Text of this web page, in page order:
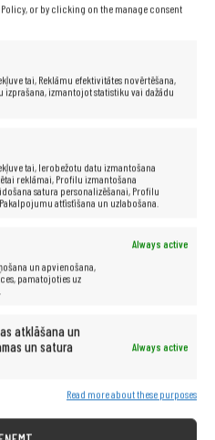
or by clicking on the manage consent
tai, Reklāmu efektivitātes novērtēšana,
izprašana, izmantojot statistiku vai dažādu
tai, Ierobežotu datu izmantošana
reklāmai, Profilu izmantošana
satura personalizēšanai, Profilu
attīstīšana un uzlabošana.
Always active
un apvienošana,
pamatojoties uz
atklāšana un
un satura
Always active
Read more about these purposes
Lenovo
GHz)
12,5″
128 GB SSD
HD Graphics 4400